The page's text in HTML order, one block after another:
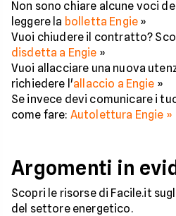
Non sono chiare alcune voci
leggere la bolletta Engie »
Vuoi chiudere il contratto?
disdetta a Engie »
Vuoi allacciare una nuova
richiedere l'allaccio a Engie »
Se invece devi comunicare i
come fare: Autolettura Engie »
Argomenti in
Scopri le risorse di Facile.it
del settore energetico.